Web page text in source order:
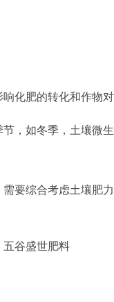
化肥的转化和作物
，如冬季，土壤微
要综合考虑土壤肥
谷盛世肥料